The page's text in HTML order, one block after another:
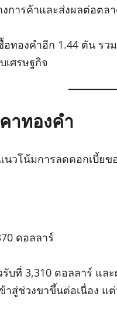
การค้าและส่งผลต่อต
อทองคำอีก 1.44 ตัน รว
เศรษฐกิจ
าทองคำ
วโน้มการลดดอกเบี้ย
ดอลลาร์
บที่ 3,310 ดอลลาร์ แ
สู่ช่วงขาขึ้นต่อเนื่อง แ